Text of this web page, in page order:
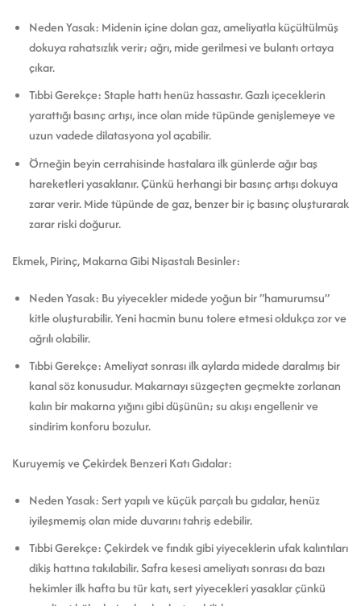
Neden Yasak: Midenin içine dolan gaz, ameliyatla küçültülmüş
dokuya rahatsızlık verir; ağrı, mide gerilmesi ve bulantı ortaya
çıkar.
Tıbbi Gerekçe: Staple hattı henüz hassastır. Gazlı içeceklerin
yarattığı basınç artışı, ince olan mide tüpünde genişlemeye ve
uzun vadede dilatasyona yol açabilir.
Örneğin beyin cerrahisinde hastalara ilk günlerde ağır baş
hareketleri yasaklanır. Çünkü herhangi bir basınç artışı dokuya
zarar verir. Mide tüpünde de gaz, benzer bir iç basınç oluşturarak
zarar riski doğurur.
Ekmek, Pirinç, Makarna Gibi Nişastalı Besinler:
Neden Yasak: Bu yiyecekler midede yoğun bir “hamurumsu”
kitle oluşturabilir. Yeni hacmin bunu tolere etmesi oldukça zor ve
ağrılı olabilir.
Tıbbi Gerekçe: Ameliyat sonrası ilk aylarda midede daralmış bir
kanal söz konusudur. Makarnayı süzgeçten geçmekte zorlanan
kalın bir makarna yığını gibi düşünün; su akışı engellenir ve
sindirim konforu bozulur.
Kuruyemiş ve Çekirdek Benzeri Katı Gıdalar:
Neden Yasak: Sert yapılı ve küçük parçalı bu gıdalar, henüz
iyileşmemiş olan mide duvarını tahriş edebilir.
Tıbbi Gerekçe: Çekirdek ve fındık gibi yiyeceklerin ufak kalıntıları
dikiş hattına takılabilir. Safra kesesi ameliyatı sonrası da bazı
hekimler ilk hafta bu tür katı, sert yiyecekleri yasaklar çünkü